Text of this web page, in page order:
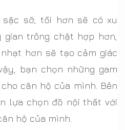
sặc sỡ, tối hơn sẽ có xu
gian trông chật hợp hơn,
hơn sẽ tạo cảm giác
bạn chọn những gam
căn hộ của mình. Bên
lựa chọn đồ nội thất với
hộ của mình.